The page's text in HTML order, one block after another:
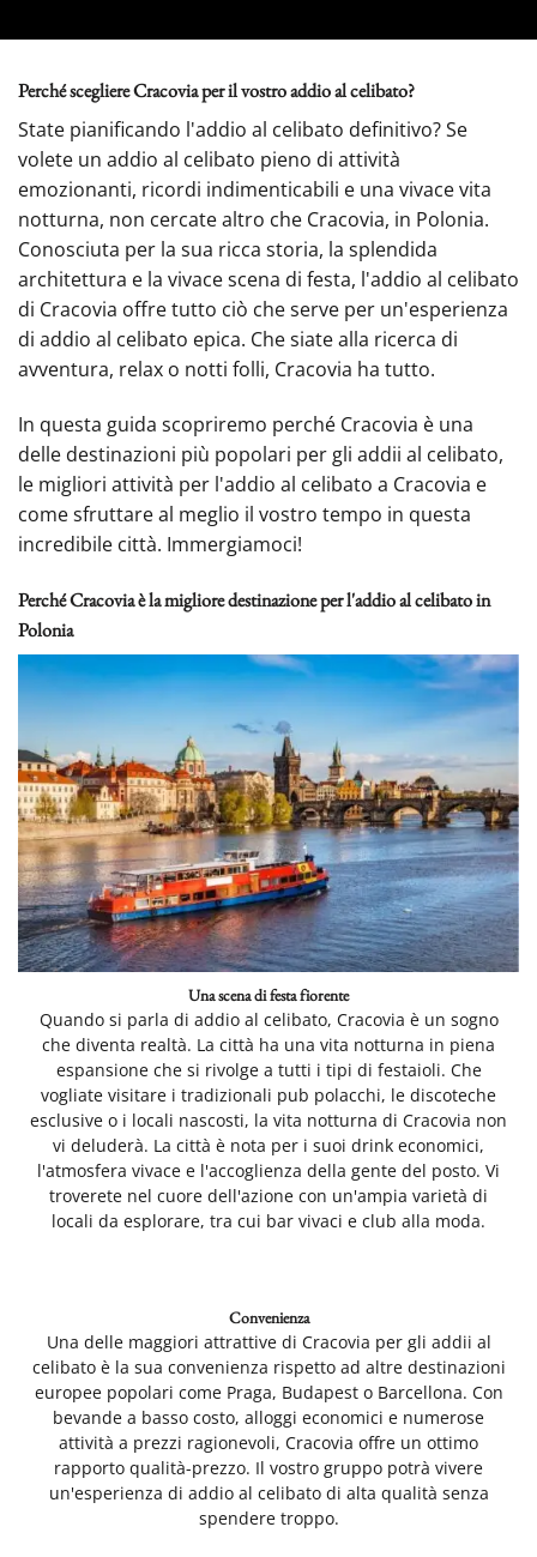
Perché scegliere Cracovia per il vostro addio al celibato?
State pianificando l'addio al celibato definitivo? Se
volete un addio al celibato pieno di attività
emozionanti, ricordi indimenticabili e una vivace vita
notturna, non cercate altro che Cracovia, in Polonia.
Conosciuta per la sua ricca storia, la splendida
architettura e la vivace scena di festa, l'addio al celibato
di Cracovia offre tutto ciò che serve per un'esperienza
di addio al celibato epica. Che siate alla ricerca di
avventura, relax o notti folli, Cracovia ha tutto.
In questa guida scopriremo perché Cracovia è una
delle destinazioni più popolari per gli addii al celibato,
le migliori attività per l'addio al celibato a Cracovia e
come sfruttare al meglio il vostro tempo in questa
incredibile città. Immergiamoci!
Perché Cracovia è la migliore destinazione per l'addio al celibato in
Polonia
Una scena di festa fiorente
Quando si parla di addio al celibato, Cracovia è un sogno
che diventa realtà. La città ha una vita notturna in piena
espansione che si rivolge a tutti i tipi di festaioli. Che
vogliate visitare i tradizionali pub polacchi, le discoteche
esclusive o i locali nascosti, la vita notturna di Cracovia non
vi deluderà. La città è nota per i suoi drink economici,
l'atmosfera vivace e l'accoglienza della gente del posto. Vi
troverete nel cuore dell'azione con un'ampia varietà di
locali da esplorare, tra cui bar vivaci e club alla moda.
Convenienza
Una delle maggiori attrattive di Cracovia per gli addii al
celibato è la sua convenienza rispetto ad altre destinazioni
europee popolari come Praga, Budapest o Barcellona. Con
bevande a basso costo, alloggi economici e numerose
attività a prezzi ragionevoli, Cracovia offre un ottimo
rapporto qualità-prezzo. Il vostro gruppo potrà vivere
un'esperienza di addio al celibato di alta qualità senza
spendere troppo.